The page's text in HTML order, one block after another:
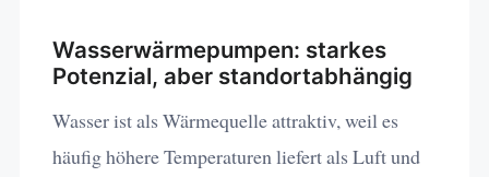
Wasserwärmepumpen: starkes
Potenzial, aber standortabhängig
Wasser ist als Wärmequelle attraktiv, weil es
häufig höhere Temperaturen liefert als Luft und